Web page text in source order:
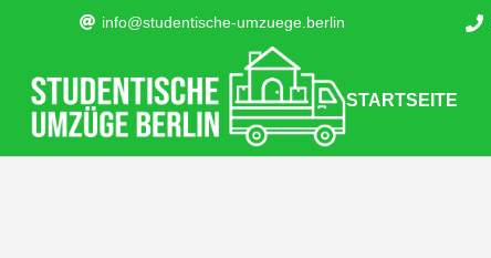
info@studentische-umzuege.berlin
STARTSEITE